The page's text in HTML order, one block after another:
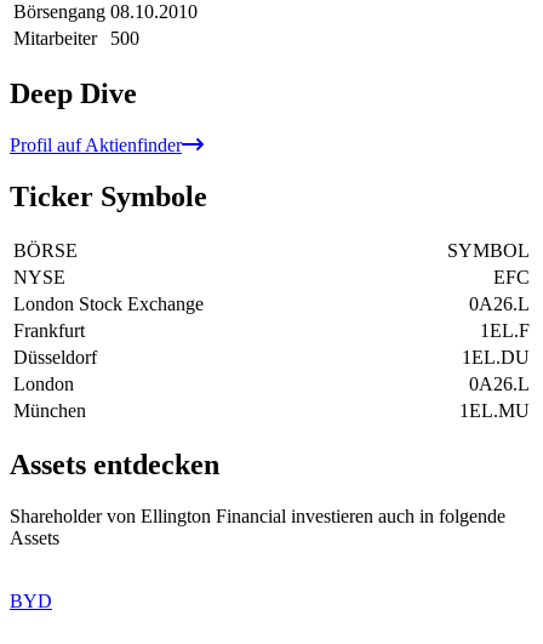
Börsengang 08.10.2010
Mitarbeiter
500
Deep Dive
Profil auf Aktienfinder
Ticker Symbole
BÖRSE
SYMBOL
NYSE
EFC
London Stock Exchange
0A26.L
Frankfurt
1EL.F
Düsseldorf
1EL.DU
London
0A26.L
München
1EL.MU
Assets entdecken
Shareholder von Ellington Financial investieren auch in folgende
Assets
BYD